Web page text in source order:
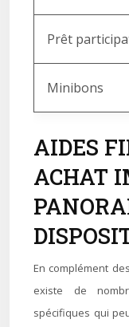
Prêt
Minibons
AIDES
ACHAT
En complément
existe de
spécifiques qui